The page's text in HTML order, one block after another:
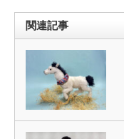
関連記事